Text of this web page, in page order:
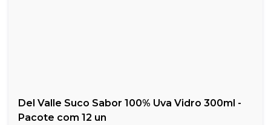
Del Valle Suco Sabor 100% Uva Vidro 300ml -
Pacote com 12 un